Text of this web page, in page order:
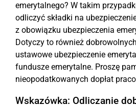
emerytalnego? W takim
odliczyć składki na
z obowiązku ubezpieczenia
Dotyczy to również
ustawowe ubezpieczenie
fundusze emerytalne. Proszę
nieopodatkowanych dopłat
Wskazówka: Odliczanie